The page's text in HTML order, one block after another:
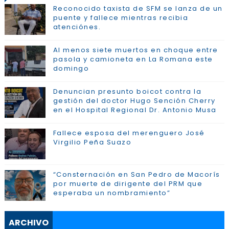
Reconocido taxista de SFM se lanza de un
puente y fallece mientras recibia
atenciónes.
Al menos siete muertos en choque entre
pasola y camioneta en La Romana este
domingo
Denuncian presunto boicot contra la
gestión del doctor Hugo Sención Cherry
en el Hospital Regional Dr. Antonio Musa
Fallece esposa del merenguero José
Virgilio Peña Suazo
“Consternación en San Pedro de Macorís
por muerte de dirigente del PRM que
esperaba un nombramiento”
ARCHIVO